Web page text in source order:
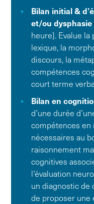
Bilan initial &
et/ou dysphasie
heure]. Evalue la
lexique, la
discours, la
compétences
court terme
Bilan en
d’une durée
compétences en
nécessaires au
raisonnement
cognitives
l’évaluation
un diagnostic de
de proposer une